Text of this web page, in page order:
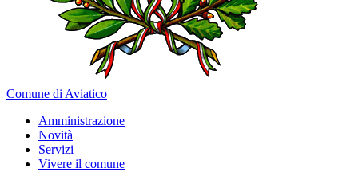
Comune di Aviatico
Amministrazione
Novità
Servizi
Vivere il comune